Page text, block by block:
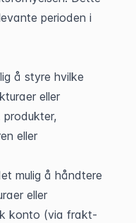
perioden i
å styre hvilke
eller
eller
mulig å håndtere
eller
konto (via frakt-